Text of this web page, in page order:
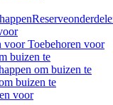
voor Toebehoren voor
buizen te
om buizen te
buizen te
voor